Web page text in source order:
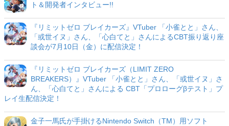
ト＆開発者インタビュー!!
『リミットゼロ ブレイカーズ』VTuber 「小雀とと」さん、
「或世イヌ」さん、「心白てと」さんによるCBT振り返り座
談会が7月10日（金）に配信決定！
『リミットゼロ ブレイカーズ（LIMIT ZERO
BREAKERS）』VTuber 「小雀とと」さん、「或世イヌ」さ
ん、「心白てと」さんによる CBT「プロローグβテスト」プ
レイ生配信決定！
金子一馬氏が手掛けるNintendo Switch（TM）用ソフト